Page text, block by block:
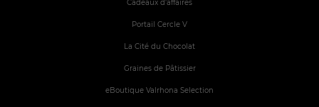
Cadeaux d'affaires
Portail Cercle V
La Cité du Chocolat
Graines de Pâtissier
eBoutique Valrhona Selection